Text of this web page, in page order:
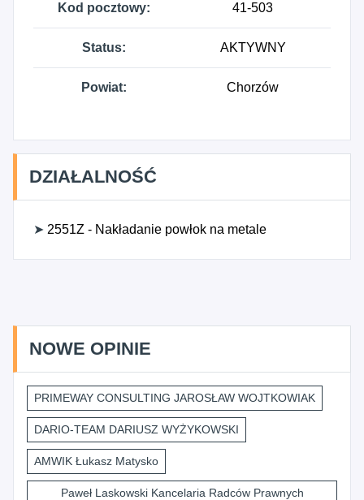
Kod pocztowy: 41-503
Status: AKTYWNY
Powiat: Chorzów
DZIAŁALNOŚĆ
➤ 2551Z - Nakładanie powłok na metale
NOWE OPINIE
PRIMEWAY CONSULTING JAROSŁAW WOJTKOWIAK
DARIO-TEAM DARIUSZ WYŻYKOWSKI
AMWIK Łukasz Matysko
Paweł Laskowski Kancelaria Radców Prawnych